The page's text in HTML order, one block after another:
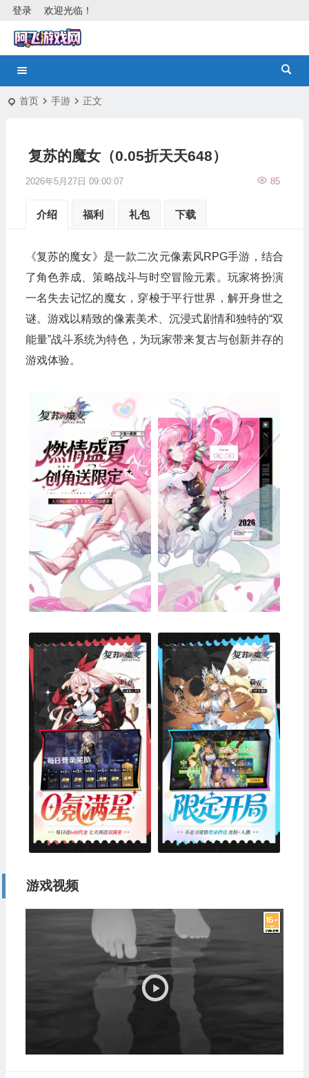
欢迎光临！
登录
首页 手游 正文
复苏的魔女（0.05折天天648）
2026年5月27日 09:00:07 85
介绍 福利 礼包 下载
《复苏的魔女》是一款二次元像素风RPG手游，结合
了角色养成、策略战斗与时空冒险元素。玩家将扮演
一名失去记忆的魔女，穿梭于平行世界，解开身世之
谜。游戏以精致的像素美术、沉浸式剧情和独特的“双
能量”战斗系统为特色，为玩家带来复古与创新并存的
游戏体验。
游戏视频